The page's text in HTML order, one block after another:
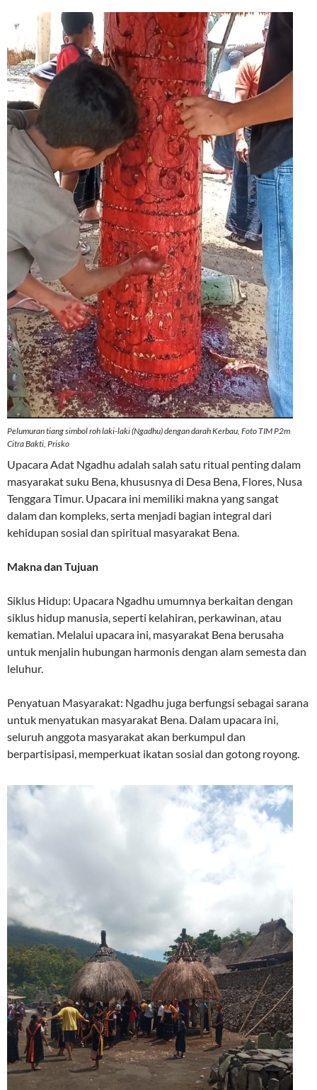
Pelumuran tiang simbol roh laki-laki (Ngadhu) dengan darah Kerbau, Foto TIM P2m
Citra Bakti, Prisko
Upacara Adat Ngadhu adalah salah satu ritual penting dalam
masyarakat suku Bena, khususnya di Desa Bena, Flores, Nusa
Tenggara Timur. Upacara ini memiliki makna yang sangat
dalam dan kompleks, serta menjadi bagian integral dari
kehidupan sosial dan spiritual masyarakat Bena.
Makna dan Tujuan
Siklus Hidup: Upacara Ngadhu umumnya berkaitan dengan
siklus hidup manusia, seperti kelahiran, perkawinan, atau
kematian. Melalui upacara ini, masyarakat Bena berusaha
untuk menjalin hubungan harmonis dengan alam semesta dan
leluhur.
Penyatuan Masyarakat: Ngadhu juga berfungsi sebagai sarana
untuk menyatukan masyarakat Bena. Dalam upacara ini,
seluruh anggota masyarakat akan berkumpul dan
berpartisipasi, memperkuat ikatan sosial dan gotong royong.